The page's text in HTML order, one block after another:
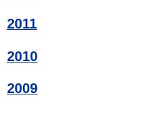
2011
2010
2009